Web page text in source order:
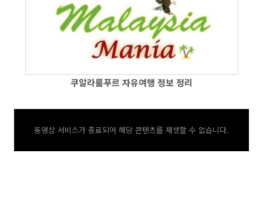
쿠알라룸푸르 자유여행 정보 정리
동영상 서비스가 종료되어 해당 콘텐츠를 재생할 수 없습니다.